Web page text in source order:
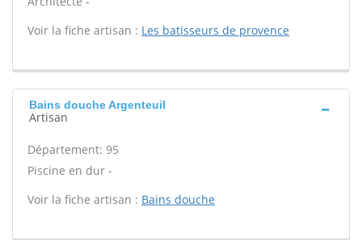
Voir la fiche artisan : Les batisseurs de provence
Bains douche Argenteuil
Artisan
Département: 95
Piscine en dur -
Voir la fiche artisan : Bains douche